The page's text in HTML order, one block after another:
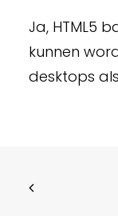
Ja, HTML5
kunnen
desktops